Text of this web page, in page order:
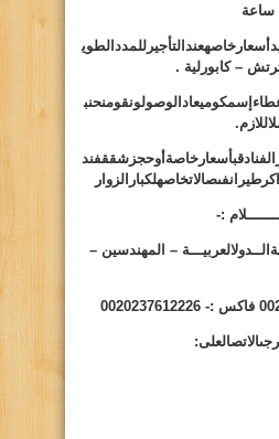
– كابورلية .
:-
– المهندسين –